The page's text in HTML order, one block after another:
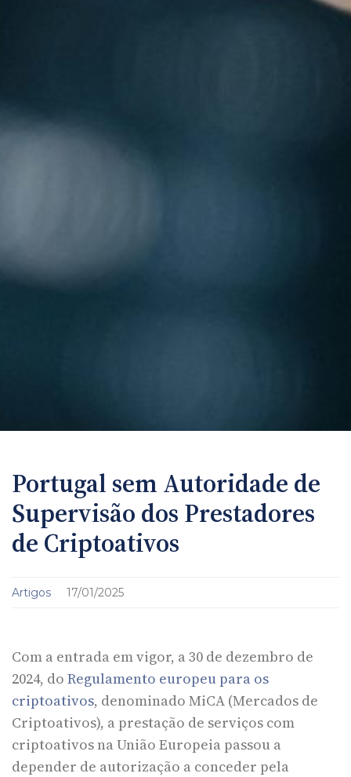
Portugal sem Autoridade de
Supervisão dos Prestadores
de Criptoativos
Artigos 17/01/2025
Com a entrada em vigor, a 30 de dezembro de
2024, do Regulamento europeu para os
criptoativos, denominado MiCA (Mercados de
Criptoativos), a prestação de serviços com
criptoativos na União Europeia passou a
depender de autorização a conceder pela